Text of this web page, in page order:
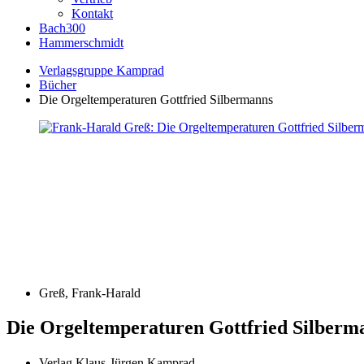
Kontakt
Bach300
Hammerschmidt
Verlagsgruppe Kamprad
Bücher
Die Orgeltemperaturen Gottfried Silbermanns
Greß, Frank-Harald
Die Orgeltemperaturen Gottfried